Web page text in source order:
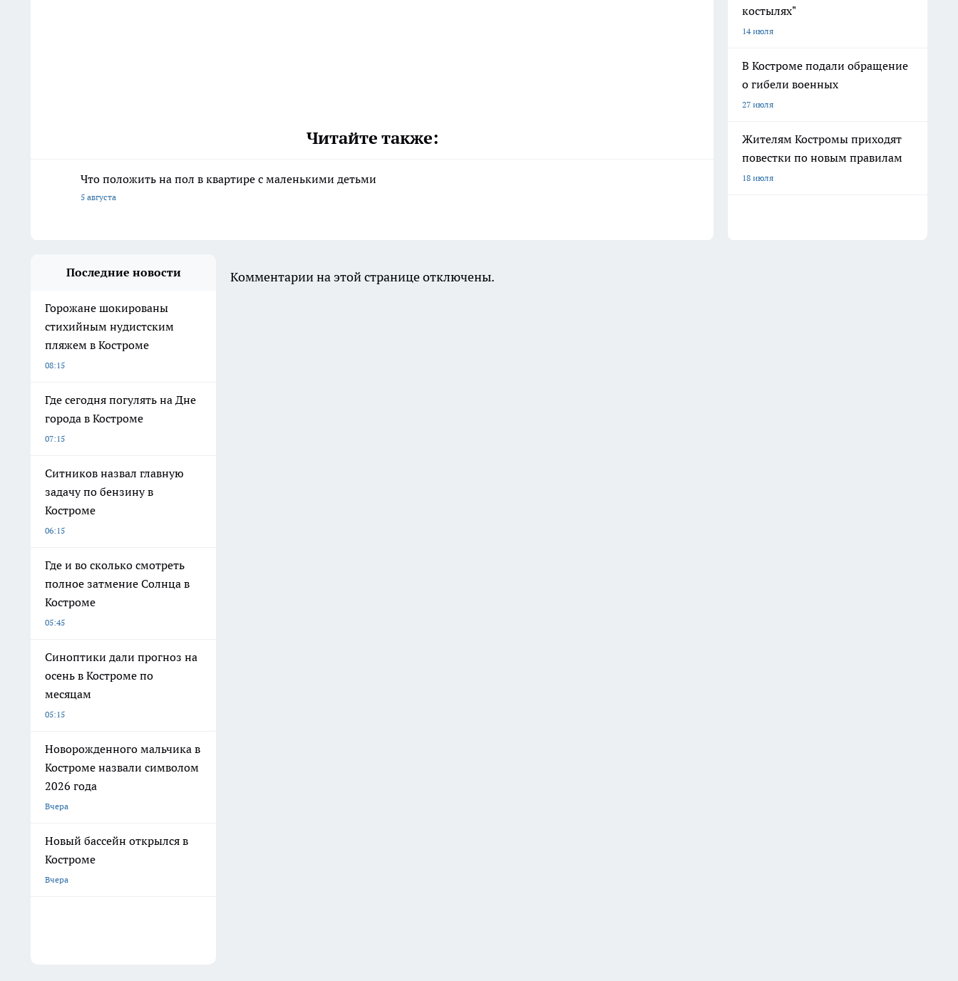
Читайте также:
Что положить на пол в квартире с маленькими детьми
5 августа
костылях"
14 июля
В Костроме подали обращение
о гибели военных
27 июля
Жителям Костромы приходят
повестки по новым правилам
18 июля
Последние новости
Горожане шокированы
стихийным нудистским
пляжем в Костроме
08:15
Где сегодня погулять на Дне
города в Костроме
07:15
Ситников назвал главную
задачу по бензину в
Костроме
06:15
Где и во сколько смотреть
полное затмение Солнца в
Костроме
05:45
Синоптики дали прогноз на
осень в Костроме по
месяцам
05:15
Новорожденного мальчика в
Костроме назвали символом
2026 года
Вчера
Новый бассейн открылся в
Костроме
Вчера
Комментарии на этой странице отключены.